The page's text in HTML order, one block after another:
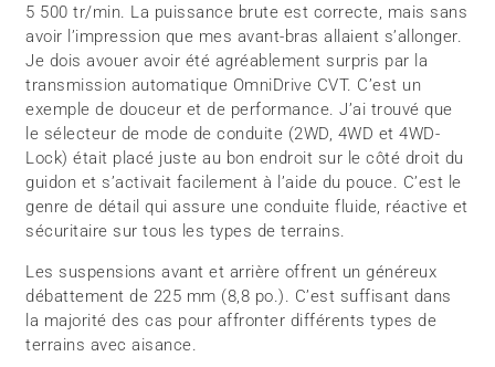
5 500 tr/min. La puissance brute est correcte, mais sans
avoir l’impression que mes avant-bras allaient s’allonger.
Je dois avouer avoir été agréablement surpris par la
transmission automatique OmniDrive CVT. C’est un
exemple de douceur et de performance. J’ai trouvé que
le sélecteur de mode de conduite (2WD, 4WD et 4WD-
Lock) était placé juste au bon endroit sur le côté droit du
guidon et s’activait facilement à l’aide du pouce. C’est le
genre de détail qui assure une conduite fluide, réactive et
sécuritaire sur tous les types de terrains.
Les suspensions avant et arrière offrent un généreux
débattement de 225 mm (8,8 po.). C’est suffisant dans
la majorité des cas pour affronter différents types de
terrains avec aisance.